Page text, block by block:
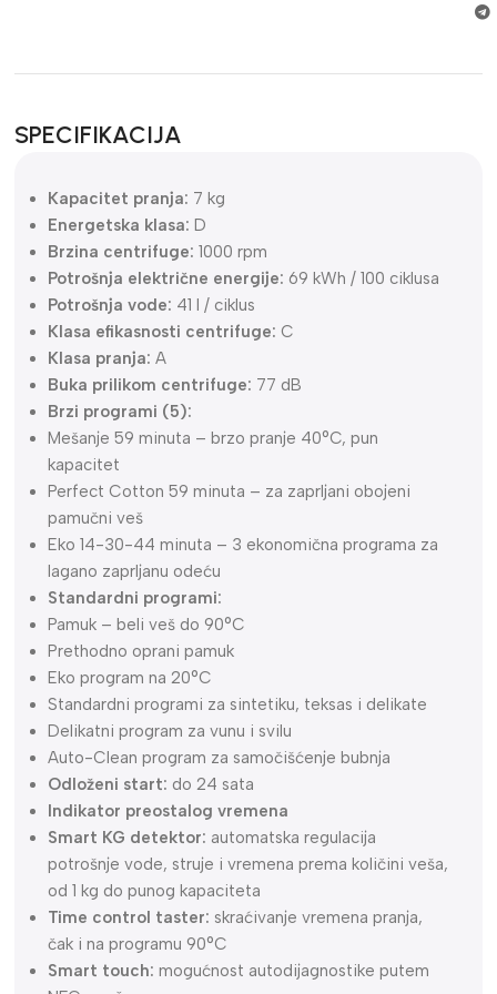
SPECIFIKACIJA
Kapacitet pranja: 7 kg
Energetska klasa: D
Brzina centrifuge: 1000 rpm
Potrošnja električne energije: 69 kWh / 100 ciklusa
Potrošnja vode: 41 l / ciklus
Klasa efikasnosti centrifuge: C
Klasa pranja: A
Buka prilikom centrifuge: 77 dB
Brzi programi (5):
Mešanje 59 minuta – brzo pranje 40°C, pun
kapacitet
Perfect Cotton 59 minuta – za zaprljani obojeni
pamučni veš
Eko 14-30-44 minuta – 3 ekonomična programa za
lagano zaprljanu odeću
Standardni programi:
Pamuk – beli veš do 90°C
Prethodno oprani pamuk
Eko program na 20°C
Standardni programi za sintetiku, teksas i delikate
Delikatni program za vunu i svilu
Auto-Clean program za samočišćenje bubnja
Odloženi start: do 24 sata
Indikator preostalog vremena
Smart KG detektor: automatska regulacija
potrošnje vode, struje i vremena prema količini veša,
od 1 kg do punog kapaciteta
Time control taster: skraćivanje vremena pranja,
čak i na programu 90°C
Smart touch: mogućnost autodijagnostike putem